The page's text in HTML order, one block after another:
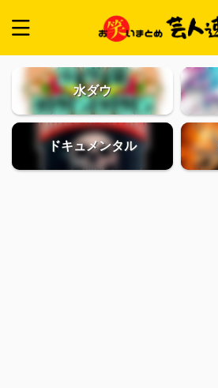
水ダウ
ドキュメンタル